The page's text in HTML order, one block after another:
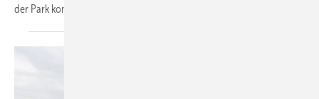
der Park komplett am Netz und lief bis August im